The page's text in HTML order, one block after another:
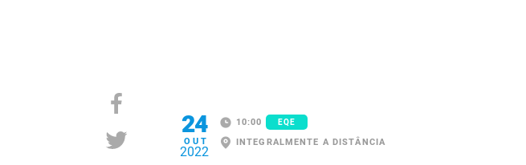
24
OUT
2022
10:00 EQE
INTEGRALMENTE A DISTÂNCIA